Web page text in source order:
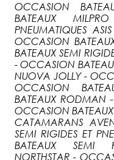
OCCASION
BATEAUX
PNEUMATIQUES
OCCASION
BATEAUX SEMI
- OCCASION
NUOVA JOLLY -
OCCASION
BATEAUX RODMAN
OCCASION
CATAMARANS
SEMI RIGIDES ET
BATEAUX SEMI
NORTHSTAR -